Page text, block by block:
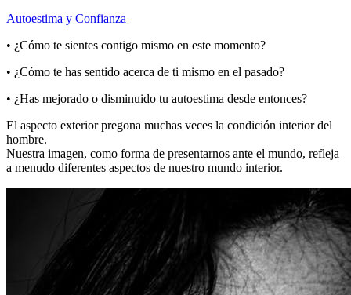
Autoestima y Confianza
• ¿Cómo te sientes contigo mismo en este momento?
• ¿Cómo te has sentido acerca de ti mismo en el pasado?
• ¿Has mejorado o disminuido tu autoestima desde entonces?
El aspecto exterior pregona muchas veces la condición interior del
hombre.
Nuestra imagen, como forma de presentarnos ante el mundo, refleja
a menudo diferentes aspectos de nuestro mundo interior.